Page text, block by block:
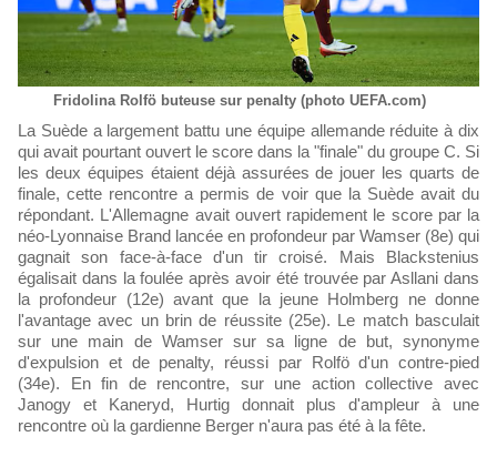
Fridolina Rolfö buteuse sur penalty (photo UEFA.com)
La Suède a largement battu une équipe allemande réduite à dix
qui avait pourtant ouvert le score dans la "finale" du groupe C. Si
les deux équipes étaient déjà assurées de jouer les quarts de
finale, cette rencontre a permis de voir que la Suède avait du
répondant. L'Allemagne avait ouvert rapidement le score par la
néo-Lyonnaise Brand lancée en profondeur par Wamser (8e) qui
gagnait son face-à-face d'un tir croisé. Mais Blackstenius
égalisait dans la foulée après avoir été trouvée par Asllani dans
la profondeur (12e) avant que la jeune Holmberg ne donne
l'avantage avec un brin de réussite (25e). Le match basculait
sur une main de Wamser sur sa ligne de but, synonyme
d'expulsion et de penalty, réussi par Rolfö d'un contre-pied
(34e). En fin de rencontre, sur une action collective avec
Janogy et Kaneryd, Hurtig donnait plus d'ampleur à une
rencontre où la gardienne Berger n'aura pas été à la fête.